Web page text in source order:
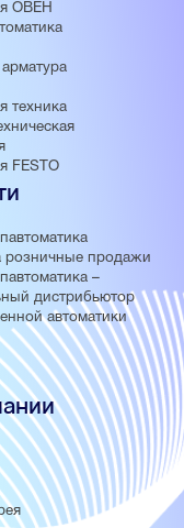
ОВЕН
техника
FESTO
розничные продажи
–
дистрибьютор
автоматики